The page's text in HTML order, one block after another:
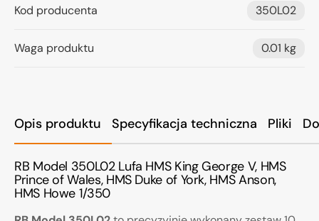
Opis produktu Specyfikacja techniczna Pliki
RB Model 350L02 Lufa HMS King George V, HMS
Prince of Wales, HMS Duke of York, HMS Anson,
HMS Howe 1/350
Kod producenta 350L02
Waga produktu 0.01 kg